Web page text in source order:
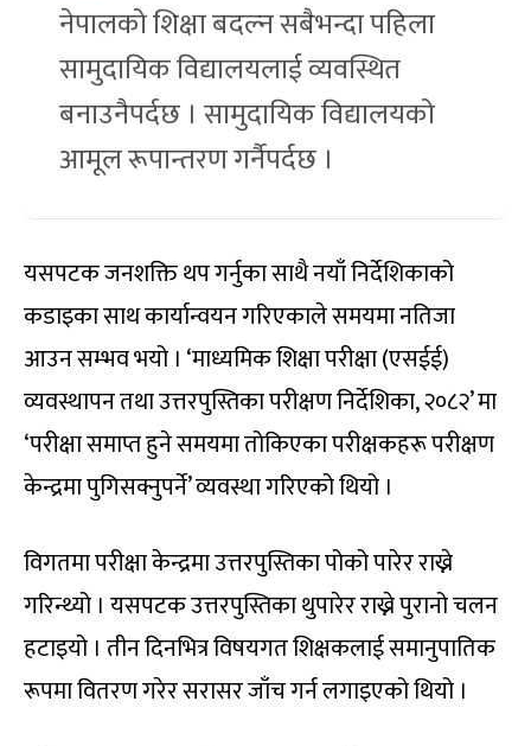
नेपालको शिक्षा बदल्न सबैभन्दा पहिला
सामुदायिक विद्यालयलाई व्यवस्थित
बनाउनैपर्दछ । सामुदायिक विद्यालयको
आमूल रूपान्तरण गर्नैपर्दछ ।
यसपटक जनशक्ति थप गर्नुका साथै नयाँ निर्देशिकाको
कडाइका साथ कार्यान्वयन गरिएकाले समयमा नतिजा
आउन सम्भव भयो । ‘माध्यमिक शिक्षा परीक्षा (एसईई)
व्यवस्थापन तथा उत्तरपुस्तिका परीक्षण निर्देशिका, २०८२’ मा
‘परीक्षा समाप्त हुने समयमा तोकिएका परीक्षकहरू परीक्षण
केन्द्रमा पुगिसक्नुपर्ने’ व्यवस्था गरिएको थियो ।
विगतमा परीक्षा केन्द्रमा उत्तरपुस्तिका पोको पारेर राख्ने
गरिन्थ्यो । यसपटक उत्तरपुस्तिका थुपारेर राख्ने पुरानो चलन
हटाइयो । तीन दिनभित्र विषयगत शिक्षकलाई समानुपातिक
रूपमा वितरण गरेर सरासर जाँच गर्न लगाइएको थियो ।